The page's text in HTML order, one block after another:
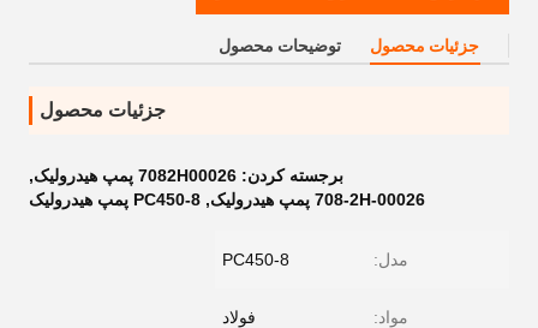
جزئیات محصول توضیحات محصول
جزئیات محصول
برجسته کردن: 7082H00026 پمپ هیدرولیک
,
708-2H-00026 پمپ هیدرولیک
, PC450-8 پمپ هیدرولیک
مدل: PC450-8
مواد: فولاد